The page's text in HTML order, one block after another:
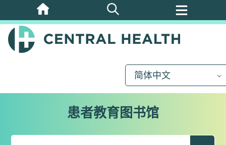
跳
至
主
简体中文
患者教育图书馆